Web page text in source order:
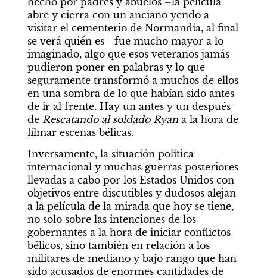
abre y cierra con un anciano yendo a
visitar el cementerio de Normandía, al final
se verá quién es– fue mucho mayor a lo
imaginado, algo que esos veteranos jamás
pudieron poner en palabras y lo que
seguramente transformó a muchos de ellos
en una sombra de lo que habían sido antes
de ir al frente. Hay un antes y un después
de Rescatando al soldado Ryan a la hora de
filmar escenas bélicas.
Inversamente, la situación política
internacional y muchas guerras posteriores
llevadas a cabo por los Estados Unidos con
objetivos entre discutibles y dudosos alejan
a la película de la mirada que hoy se tiene,
no solo sobre las intenciones de los
gobernantes a la hora de iniciar conflictos
bélicos, sino también en relación a los
militares de mediano y bajo rango que han
sido acusados de enormes cantidades de